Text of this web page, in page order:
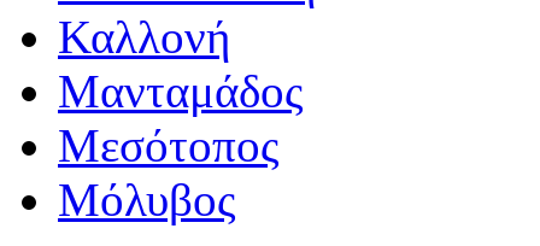
Καλλονή
Μανταμάδος
Μεσότοπος
Μόλυβος